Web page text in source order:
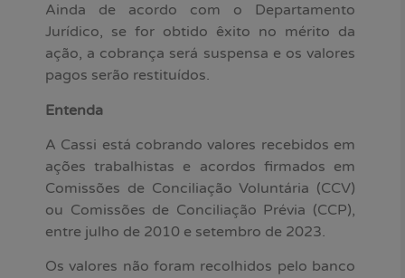
Ainda de acordo com o Departamento
Jurídico, se for obtido êxito no mérito da
ação, a cobrança será suspensa e os valores
pagos serão restituídos.
Entenda
A Cassi está cobrando valores recebidos em
ações trabalhistas e acordos firmados em
Comissões de Conciliação Voluntária (CCV)
ou Comissões de Conciliação Prévia (CCP),
entre julho de 2010 e setembro de 2023.
Os valores não foram recolhidos pelo banco